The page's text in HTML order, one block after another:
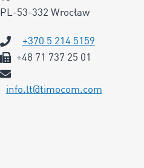
PL-53-332 Wrocław
+370 5 214 5159
+48 71 737 25 01
info.lt@timocom.com